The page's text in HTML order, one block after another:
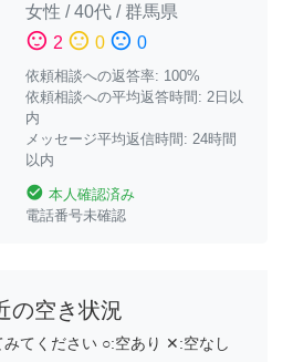
女性 /40代/ 群馬県
sentiment_satisfied 2 sentiment_neutral 0 sentiment_dissatisfied 0
依頼相談への返答率: 100%
依頼相談への平均返答時間: 2日以
内
メッセージ平均返信時間: 24時間
以内
check_circle 本人確認済み
電話番号未確認
の空き状況
てください ○:空あり ✕:空なし